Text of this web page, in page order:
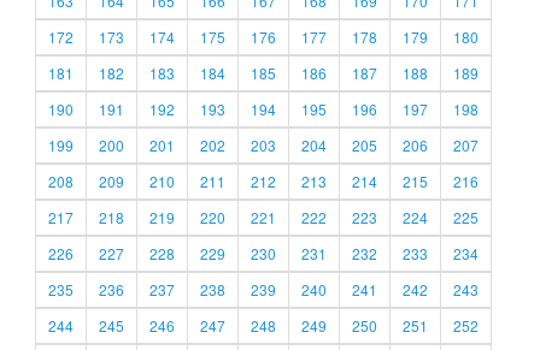
172
173 174 175 176 177 178 179
180
181
182 183 184 185 186 187 188
189
190
191 192 193 194 195 196 197
198
199
200 201 202 203 204 205 206
207
208
209 210 211 212 213 214 215
216
217
218 219 220 221 222 223 224
225
226
227 228 229 230 231 232 233
234
235
236 237 238 239 240 241 242
243
244
245 246 247 248 249 250 251 252